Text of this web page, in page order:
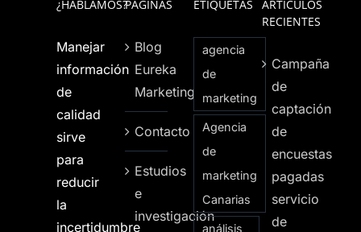
¿HABLAMOS?
Manejar
información
de
calidad
sirve
para
reducir
la
incertidumbre
PÁGINAS
Blog
Eureka
Marketing
Contacto
Estudios
e
investigación
ETIQUETAS
agencia
de
marketing
Agencia
de
marketing
Canarias
análisis
ARTÍCULOS
RECIENTES
Campaña
de
captación
de
encuestas
pagadas
servicio
de